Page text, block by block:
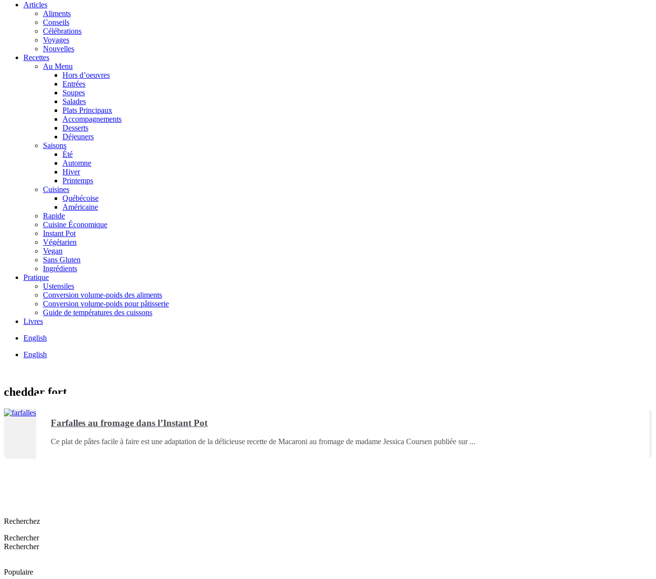
Articles
Aliments
Conseils
Célébrations
Voyages
Nouvelles
Recettes
Au Menu
Hors d’oeuvres
Entrées
Soupes
Salades
Plats Principaux
Accompagnements
Desserts
Déjeuners
Saisons
Été
Automne
Hiver
Printemps
Cuisines
Québécoise
Américaine
Rapide
Cuisine Économique
Instant Pot
Végétarien
Vegan
Sans Gluten
Ingrédients
Pratique
Ustensiles
Conversion volume-poids des aliments
Conversion volume-poids pour pâtisserie
Guide de températures des cuissons
Livres
English
English
cheddar fort
Farfalles au fromage dans l’Instant Pot
Ce plat de pâtes facile à faire est une adaptation de la délicieuse recette de Macaroni au fromage de madame Jessica Coursen publiée sur
Recherchez
Rechercher
Rechercher
Populaire